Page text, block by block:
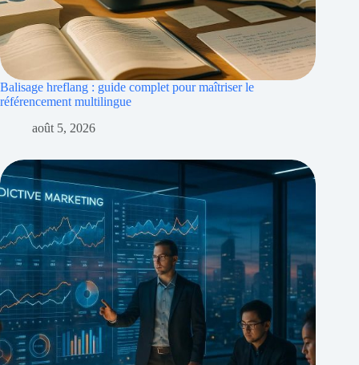
Balisage hreflang : guide complet pour maîtriser le
référencement multilingue
août 5, 2026